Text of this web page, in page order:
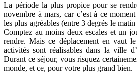
La période la plus propice pour se
novembre à mars, car c’est à ce
les plus agréables (entre 3 degrés le
Comptez au moins deux escales et un
rendre. Mais ce déplacement en vaut
activités sont réalisables dans la ville
Durant ce séjour, vous risquez
monde, et ce, pour votre plus grand bien.